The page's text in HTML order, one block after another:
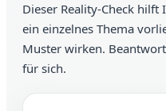
Dieser Reality-Check hilft
ein einzelnes Thema
Muster wirken.
für sich.